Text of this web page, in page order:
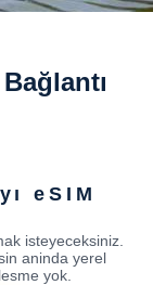
eSIM
isteyeceksiniz.
aninda yerel
yok.